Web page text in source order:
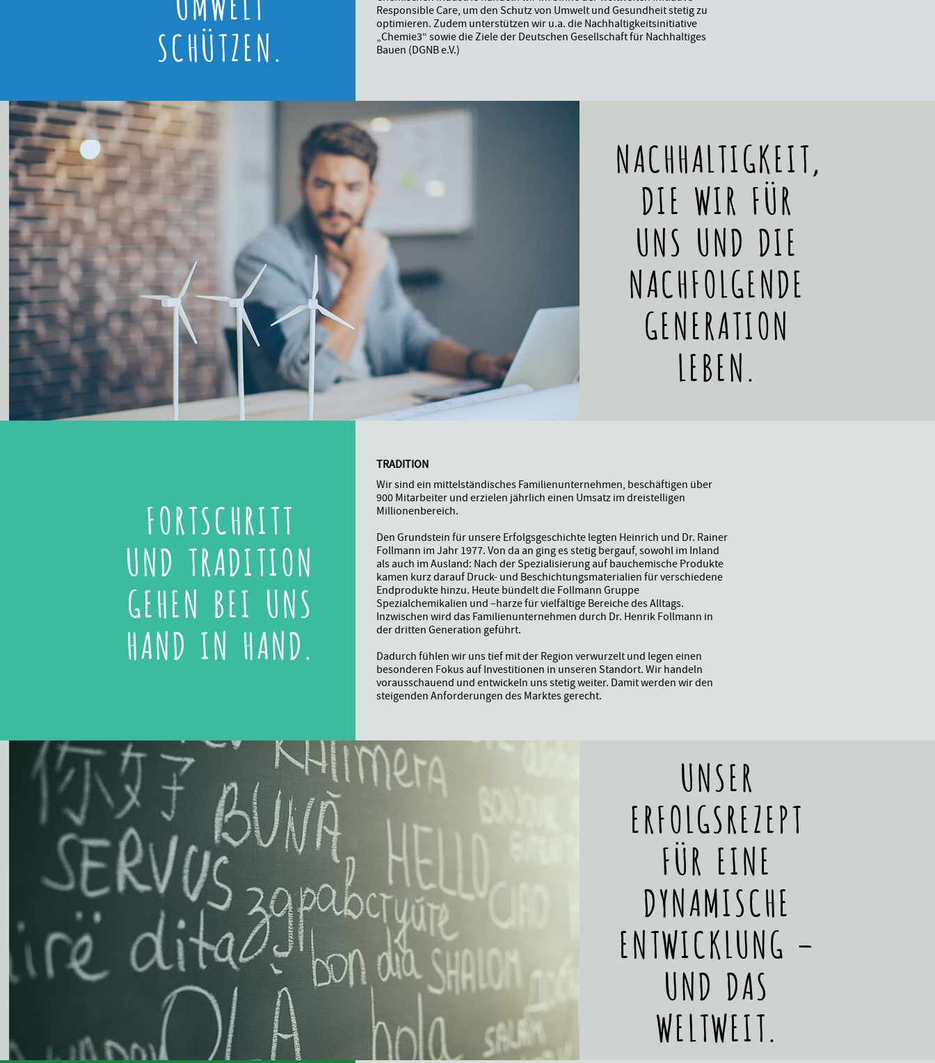
SCHÜTZEN.
Responsible Care, um den Schutz von Umwelt und Gesundheit stetig zu
optimieren. Zudem unterstützen wir u.a. die Nachhaltigkeitsinitiative
„Chemie3“ sowie die Ziele der Deutschen Gesellschaft für Nachhaltiges
Bauen (DGNB e.V.)
NACHHALTIGKEIT,
DIE WIR FÜR
UNS UND DIE
NACHFOLGENDE
GENERATION
LEBEN.
FORTSCHRITT
UND TRADITION
GEHEN BEI UNS
HAND IN HAND.
TRADITION
Wir sind ein mittelständisches Familienunternehmen, beschäftigen über
900 Mitarbeiter und erzielen jährlich einen Umsatz im dreistelligen
Millionenbereich.
Den Grundstein für unsere Erfolgsgeschichte legten Heinrich und Dr. Rainer
Follmann im Jahr 1977. Von da an ging es stetig bergauf, sowohl im Inland
als auch im Ausland: Nach der Spezialisierung auf bauchemische Produkte
kamen kurz darauf Druck- und Beschichtungsmaterialien für verschiedene
Endprodukte hinzu. Heute bündelt die Follmann Gruppe
Spezialchemikalien und –harze für vielfältige Bereiche des Alltags.
Inzwischen wird das Familienunternehmen durch Dr. Henrik Follmann in
der dritten Generation geführt.
Dadurch fühlen wir uns tief mit der Region verwurzelt und legen einen
besonderen Fokus auf Investitionen in unseren Standort. Wir handeln
vorausschauend und entwickeln uns stetig weiter. Damit werden wir den
steigenden Anforderungen des Marktes gerecht.
UNSER
ERFOLGSREZEPT
FÜR EINE
DYNAMISCHE
ENTWICKLUNG –
UND DAS
WELTWEIT.